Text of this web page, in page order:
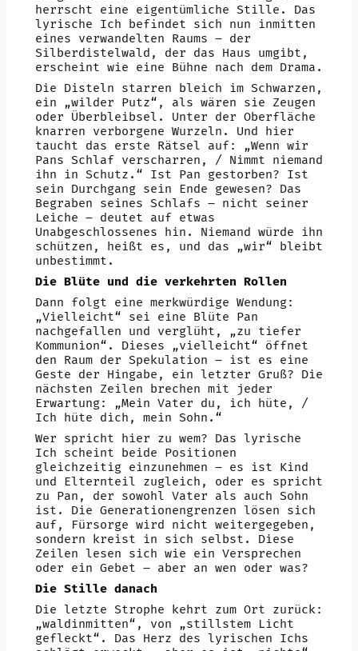
herrscht eine eigentümliche Stille. Das
lyrische Ich befindet sich nun inmitten
eines verwandelten Raums – der
Silberdistelwald, der das Haus umgibt,
erscheint wie eine Bühne nach dem Drama.
Die Disteln starren bleich im Schwarzen,
ein „wilder Putz“, als wären sie Zeugen
oder Überbleibsel. Unter der Oberfläche
knarren verborgene Wurzeln. Und hier
taucht das erste Rätsel auf: „Wenn wir
Pans Schlaf verscharren, / Nimmt niemand
ihn in Schutz.“ Ist Pan gestorben? Ist
sein Durchgang sein Ende gewesen? Das
Begraben seines Schlafs – nicht seiner
Leiche – deutet auf etwas
Unabgeschlossenes hin. Niemand würde ihn
schützen, heißt es, und das „wir“ bleibt
unbestimmt.
Die Blüte und die verkehrten Rollen
Dann folgt eine merkwürdige Wendung:
„Vielleicht“ sei eine Blüte Pan
nachgefallen und verglüht, „zu tiefer
Kommunion“. Dieses „vielleicht“ öffnet
den Raum der Spekulation – ist es eine
Geste der Hingabe, ein letzter Gruß? Die
nächsten Zeilen brechen mit jeder
Erwartung: „Mein Vater du, ich hüte, /
Ich hüte dich, mein Sohn.“
Wer spricht hier zu wem? Das lyrische
Ich scheint beide Positionen
gleichzeitig einzunehmen – es ist Kind
und Elternteil zugleich, oder es spricht
zu Pan, der sowohl Vater als auch Sohn
ist. Die Generationengrenzen lösen sich
auf, Fürsorge wird nicht weitergegeben,
sondern kreist in sich selbst. Diese
Zeilen lesen sich wie ein Versprechen
oder ein Gebet – aber an wen oder was?
Die Stille danach
Die letzte Strophe kehrt zum Ort zurück:
„waldinmitten“, von „stillstem Licht
gefleckt“. Das Herz des lyrischen Ichs